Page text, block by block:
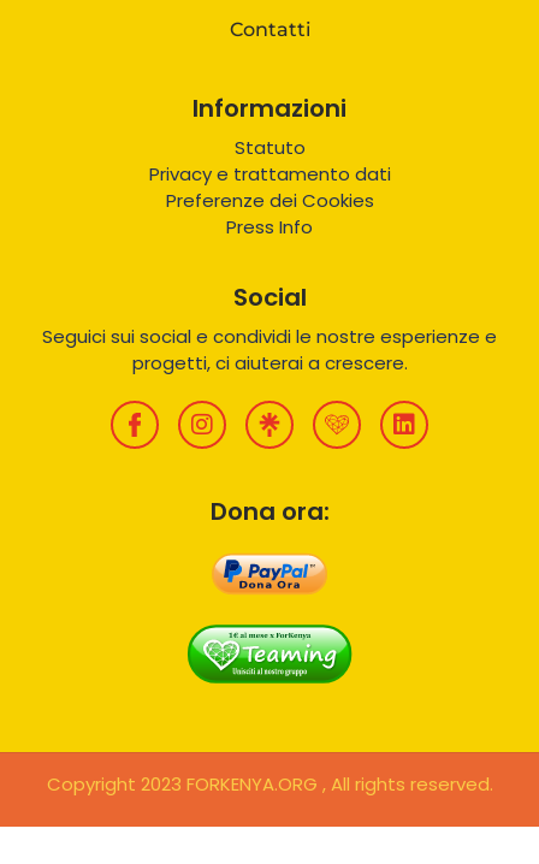
Contatti
Informazioni
Statuto
Privacy e trattamento dati
Preferenze dei Cookies
Press Info
Social
Seguici sui social e condividi le nostre esperienze e
progetti, ci aiuterai a crescere.
Dona ora:
Copyright 2023 FORKENYA.ORG , All rights reserved.